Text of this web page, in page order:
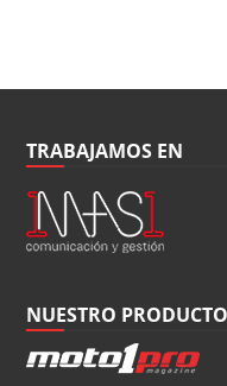
TRABAJAMOS EN
NUESTRO